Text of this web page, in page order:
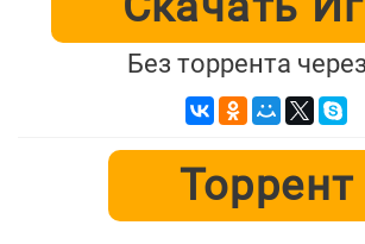
Без торрента
Торрент